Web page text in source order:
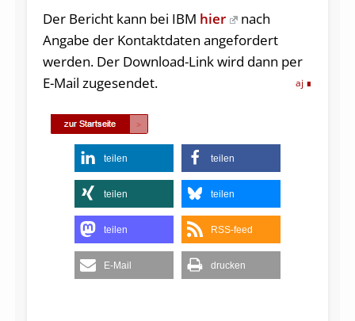
Der Bericht kann bei IBM hier
nach
Angabe der Kontaktdaten angefordert
werden. Der Download-Link wird dann per
E-Mail zugesendet.
aj
teilen teilen
teilen teilen
teilen RSS-feed
E-Mail drucken